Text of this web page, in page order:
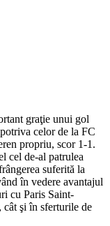
graţie unui gol
celor de la FC
propriu, scor 1-1.
cel de-al patrulea
suferită la
în vedere avantajul
cu Paris Saint-
cât şi în sferturile de